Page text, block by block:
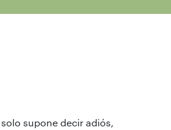
supone decir adiós,